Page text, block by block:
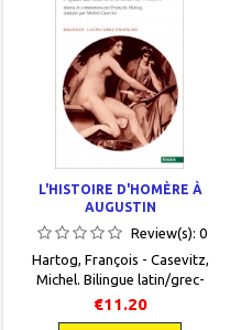
L'HISTOIRE D'HOMÈRE À
AUGUSTIN
Review(s): 0
Hartog, François - Casevitz,
Michel. Bilingue latin/grec-
français, Points Inédit Essais,
Editions du Seuil, 1999, 10,5 x 18,
€11.20